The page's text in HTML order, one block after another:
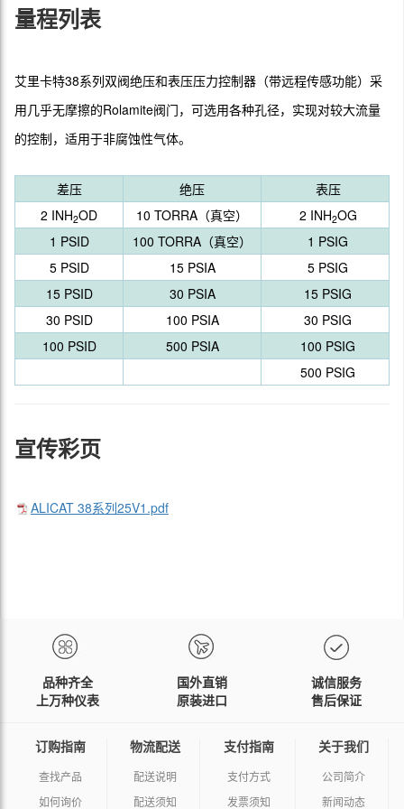
量程列表
艾里卡特38系列双阀绝压和表压压力控制器（带远程传感功能）采
用几乎无摩擦的Rolamite阀门，可选用各种孔径，实现对较大流量
的控制，适用于非腐蚀性气体。
差压 绝压
表压
2 INH2OD 10 TORRA（真空） 2 INH2OG
1 PSID
100 TORRA（真空）
1 PSIG
5 PSID
15 PSIA
5 PSIG
15 PSID
30 PSIA
15 PSIG
30 PSID
100 PSIA
30 PSIG
100 PSID
500 PSIA
100 PSIG
500 PSIG
宣传彩页
ALICAT 38系列25V1.pdf
品种齐全
上万种仪表
国外直销
原装进口
诚信服务
售后保证
订购指南
查找产品
如何询价
物流配送
配送说明
配送须知
支付指南
支付方式
发票须知
关于我们
公司简介
新闻动态